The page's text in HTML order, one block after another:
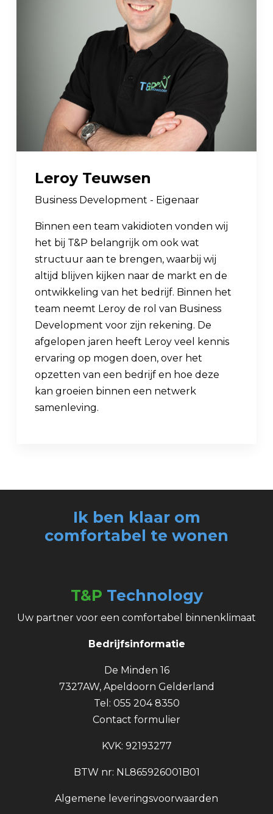
Leroy Teuwsen
Business Development - Eigenaar
Binnen een team vakidioten vonden wij
het bij T&P belangrijk om ook wat
structuur aan te brengen, waarbij wij
altijd blijven kijken naar de markt en de
ontwikkeling van het bedrijf. Binnen het
team neemt Leroy de rol van Business
Development voor zijn rekening. De
afgelopen jaren heeft Leroy veel kennis
ervaring op mogen doen, over het
opzetten van een bedrijf en hoe deze
kan groeien binnen een netwerk
samenleving.
Ik ben klaar om
comfortabel te wonen
T&P Technology
Uw partner voor een comfortabel binnenklimaat
Bedrijfsinformatie
De Minden 16
7327AW, Apeldoorn Gelderland
Tel: 055 204 8350
Contact formulier
KVK: 92193277
BTW nr: NL865926001B01
Algemene leveringsvoorwaarden